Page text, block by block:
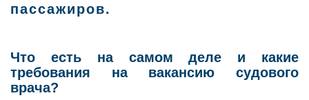
пассажиров.
Что есть на самом деле и какие
требования на вакансию судового
врача?